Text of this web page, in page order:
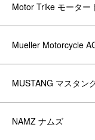
Motor Trike モーター
Mueller Motorcycle
MUSTANG マスタン
NAMZ ナムズ